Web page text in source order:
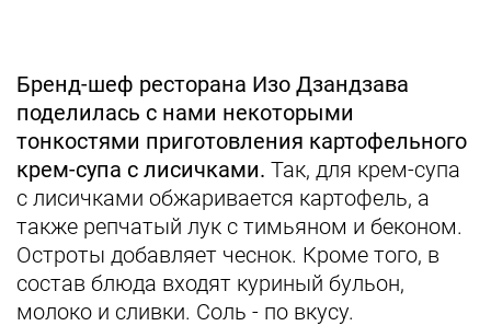
Бренд-шеф ресторана Изо Дзандзава
поделилась с нами некоторыми
тонкостями приготовления картофельного
крем-супа с лисичками. Так, для крем-супа
с лисичками обжаривается картофель, а
также репчатый лук с тимьяном и беконом.
Остроты добавляет чеснок. Кроме того, в
состав блюда входят куриный бульон,
молоко и сливки. Соль - по вкусу.